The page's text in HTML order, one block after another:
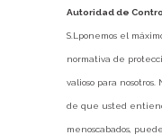
Autoridad de
S.Lponemos el
normativa de
valioso para
de que usted
menoscabados,